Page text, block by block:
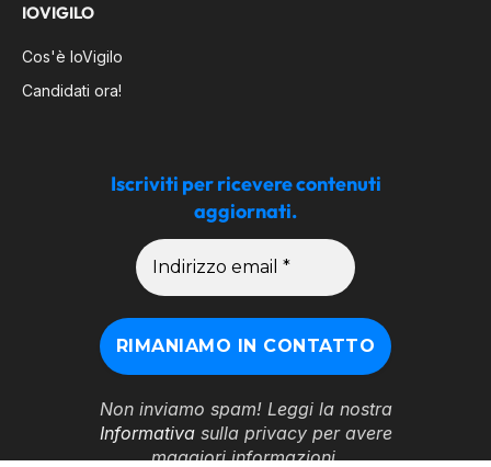
IOVIGILO
Cos'è IoVigilo
Candidati ora!
Iscriviti per ricevere contenuti
aggiornati.
Non inviamo spam! Leggi la nostra
Informativasulla privacy per avere
maggiori informazioni.